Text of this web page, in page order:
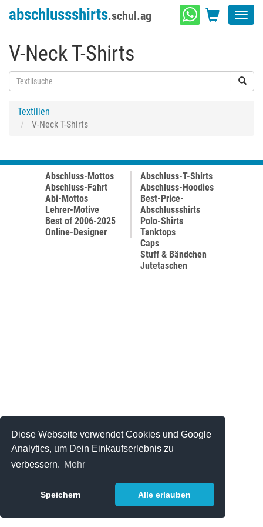
Diese Webseite verwendet Cookies und Google
Analytics, um Dein Einkaufserlebnis zu
verbessern. Mehr
Speichern Alle erlauben
abschlussshirts.schul.ag
V-Neck T-Shirts
Textilien
V-Neck T-Shirts
Abschluss-Mottos
Abschluss-Fahrt
Abi-Mottos
Lehrer-Motive
Best of 2006-2025
Online-Designer
Abschluss-T-Shirts
Abschluss-Hoodies
Best-Price-
Abschlussshirts
Polo-Shirts
Tanktops
Caps
Stuff & Bändchen
Jutetaschen